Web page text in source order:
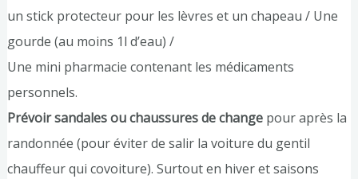
un stick protecteur pour les lèvres et un chapeau / Une
gourde (au moins 1l d’eau) /
Une mini pharmacie contenant les médicaments
personnels.
Prévoir sandales ou chaussures de change pour après la
randonnée (pour éviter de salir la voiture du gentil
chauffeur qui covoiture). Surtout en hiver et saisons